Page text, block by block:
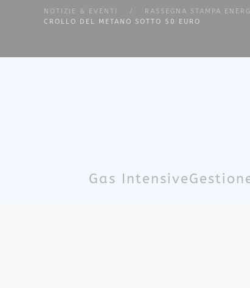
NOTIZIE & EVENTI RASSEGNA STAMPA
CROLLO DEL METANO SOTTO 50 EURO
Gas Intensive